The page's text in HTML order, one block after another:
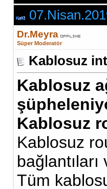
Dr.Meyra
Süper Moderatör
Kablosuz
Kablosuz
Kablosuz
Kablosuz
Tüm